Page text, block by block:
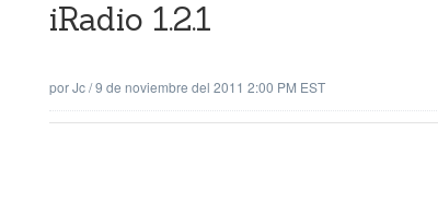
iRadio 1.2.1
porJc/9 de noviembre del 2011 2:00 PM EST